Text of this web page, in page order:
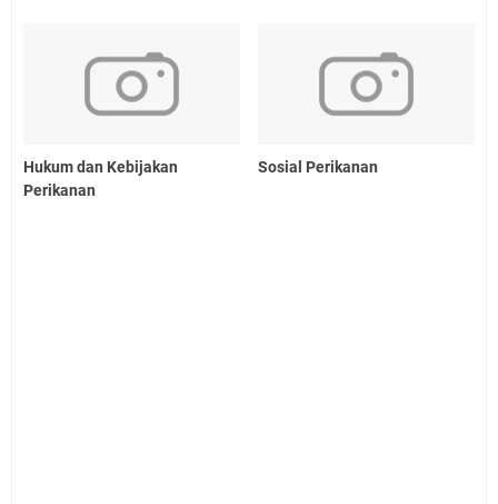
Hukum dan Kebijakan
Perikanan
Sosial Perikanan